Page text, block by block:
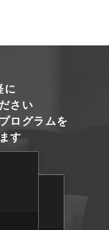
に
さい
ログラムを
す